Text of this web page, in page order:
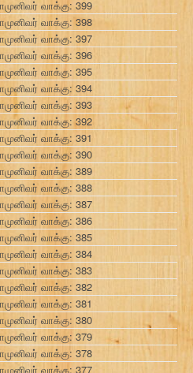
வாக்கு: 399
வாக்கு: 398
வாக்கு: 397
வாக்கு: 396
வாக்கு: 395
வாக்கு: 394
வாக்கு: 393
வாக்கு: 392
வாக்கு: 391
வாக்கு: 390
வாக்கு: 389
வாக்கு: 388
வாக்கு: 387
வாக்கு: 386
வாக்கு: 385
வாக்கு: 384
வாக்கு: 383
வாக்கு: 382
வாக்கு: 381
வாக்கு: 380
வாக்கு: 379
வாக்கு: 378
வாக்கு: 377